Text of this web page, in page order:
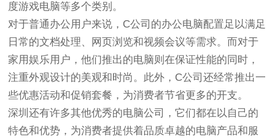
度游戏电脑等多个类别。
对于普通办公用户来说，C公司的办公电脑配置足以满足
日常的文档处理、网页浏览和视频会议等需求。而对于
家用娱乐用户，他们推出的电脑则在保证性能的同时，
注重外观设计的美观和时尚。此外，C公司还经常推出一
些优惠活动和促销套餐，为消费者节省更多的开支。
深圳还有许多其他优秀的电脑公司，它们都在以自己的
特色和优势，为消费者提供着品质卓越的电脑产品和服